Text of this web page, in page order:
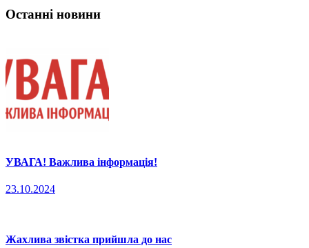
Останні новини
УВАГА! Важлива інформація!
23.10.2024
Жахлива звістка прийшла до нас